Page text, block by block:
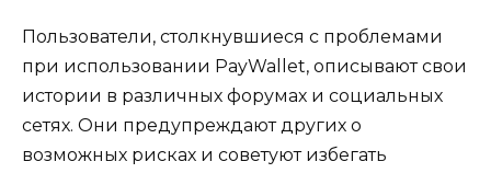
Пользователи, столкнувшиеся с проблемами
при использовании PayWallet, описывают свои
истории в различных форумах и социальных
сетях. Они предупреждают других о
возможных рисках и советуют избегать